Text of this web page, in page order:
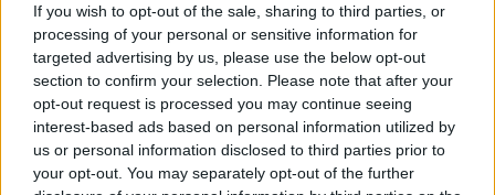
If you wish to opt-out of the sale, sharing to third parties, or
processing of your personal or sensitive information for
targeted advertising by us, please use the below opt-out
section to confirm your selection. Please note that after your
opt-out request is processed you may continue seeing
interest-based ads based on personal information utilized by
us or personal information disclosed to third parties prior to
your opt-out. You may separately opt-out of the further
Rapero puertorriqueño
Cumple 46 años (nació en 1979)
Allison Robertson
Guitarrista estadounidense, de la banda The
Donnas
Cumple 46 años (nació en 1979)